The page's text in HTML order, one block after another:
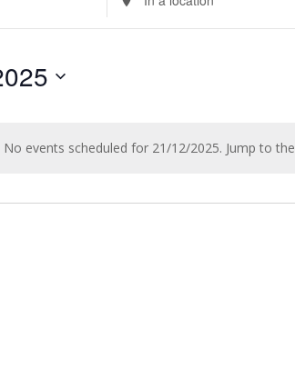
Notice
No events scheduled for 21/12/2025. Jump to the
Location.
Search